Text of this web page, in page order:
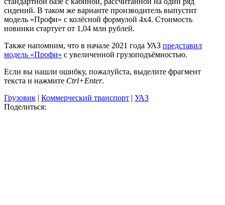
сидений. В таком же варианте производитель выпустит
модель «Профи» с колёсной формулой 4х4. Стоимость
новинки стартует от 1,04 млн рублей.
Также напомним, что в начале 2021 года УАЗ представил
модель «Профи» с увеличенной грузоподъёмностью.
Если вы нашли ошибку, пожалуйста, выделите фрагмент
текста и нажмите Ctrl+Enter.
Грузовик | Коммерческий транспорт | УАЗ
Поделиться: